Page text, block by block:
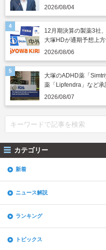
2026/08/04
12月期決算の製薬3社
大塚HDが通期予想上
2026/08/06
大塚のADHD薬「
薬「Lipfendra」など
薬
2026/08/07
カテゴリー
新着
ニュース解説
ランキング
トピックス